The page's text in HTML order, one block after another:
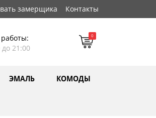
замерщика Контакты
до 21:00
0
ЭМАЛЬ КОМОДЫ